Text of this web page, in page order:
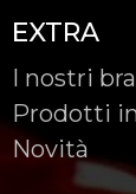
EXTRA
I nostri
Prodotti
Novità